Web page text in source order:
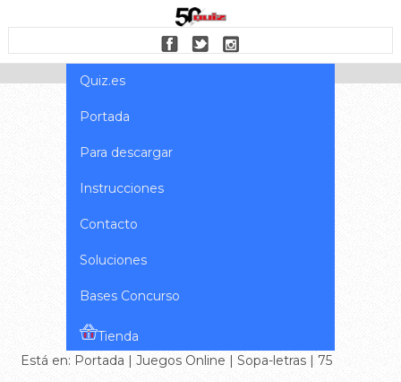
Quiz.es
Portada
Para descargar
Instrucciones
Contacto
Soluciones
Bases Concurso
Tienda
Está en: Portada | Juegos Online | Sopa-letras| 75